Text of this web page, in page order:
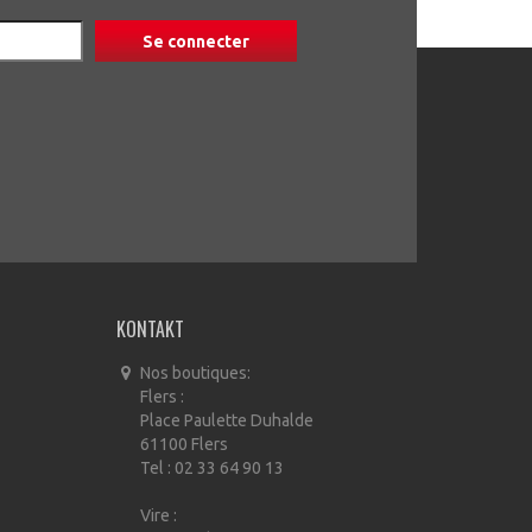
KONTAKT
Nos boutiques:
Flers :
Place Paulette Duhalde
61100 Flers
Tel : 02 33 64 90 13
Vire :